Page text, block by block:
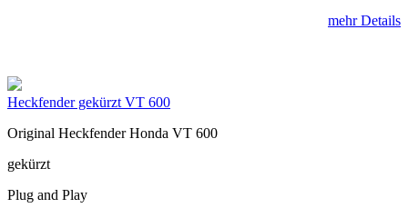
mehr Details
Heckfender gekürzt VT 600
Original Heckfender Honda VT 600
gekürzt
Plug and Play